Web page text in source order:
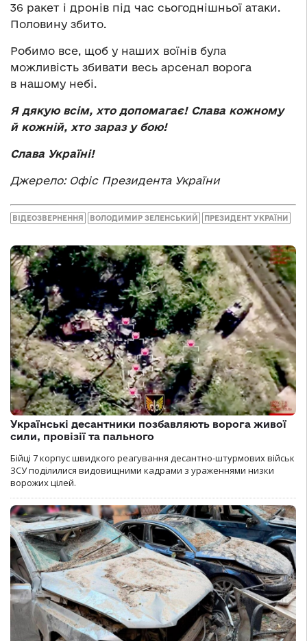
36 ракет і дронів під час сьогоднішньої атаки.
Половину збито.
Робимо все, щоб у наших воїнів була
можливість збивати весь арсенал ворога
в нашому небі.
Я дякую всім, хто допомагає! Слава кожному
й кожній, хто зараз у бою!
Слава Україні!
Джерело: Офіс Президента України
ВІДЕОЗВЕРНЕННЯ ВОЛОДИМИР ЗЕЛЕНСЬКИЙ ПРЕЗИДЕНТ УКРАЇНИ
Українські десантники позбавляють ворога живої
сили, провізії та пального
Бійці 7 корпус швидкого реагування десантно-штурмових військ
ЗСУ поділилися видовищними кадрами з ураженнями низки
ворожих цілей.